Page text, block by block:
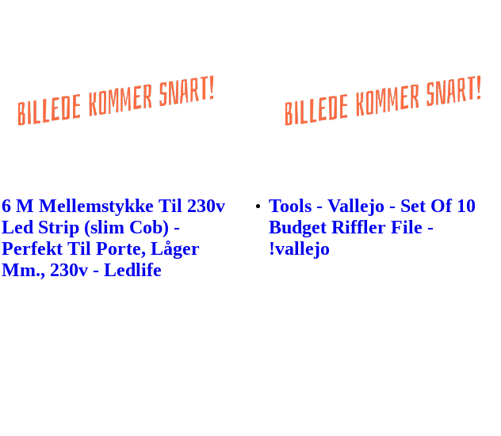
6 M Mellemstykke Til 230v
Led Strip (slim Cob) -
Perfekt Til Porte, Låger
Mm., 230v - Ledlife
Tools - Vallejo - Set Of 10
Budget Riffler File -
!vallejo